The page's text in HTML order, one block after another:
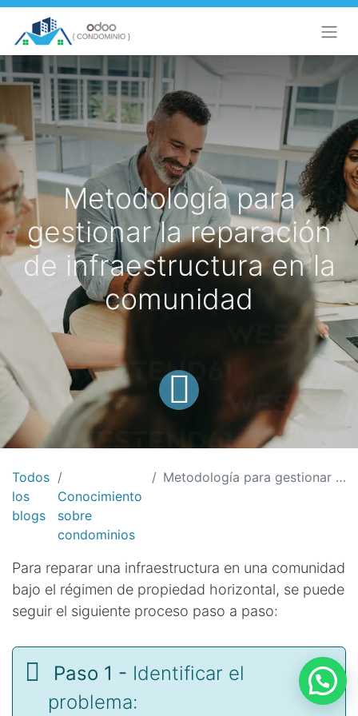
Metodología para
gestionar la reparación
de infraestructura en la
comunidad
Todos
los
blogs
Conocimiento
sobre
condominios
Metodología para gestionar la reparación de infraestructura en la comunidad
Para reparar una infraestructura en una comunidad
bajo el régimen de propiedad horizontal, se puede
seguir el siguiente proceso paso a paso:
Paso 1 - Identificar el
problema: